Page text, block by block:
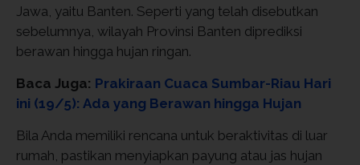
Jawa, yaitu Banten. Seperti yang telah disebutkan
sebelumnya, wilayah Provinsi Banten diprediksi
berawan hingga hujan ringan.
Baca Juga: Prakiraan Cuaca Sumbar-Riau Hari
ini (19/5): Ada yang Berawan hingga Hujan
Bila Anda memiliki rencana untuk beraktivitas di luar
rumah, pastikan menyiapkan payung atau jas hujan